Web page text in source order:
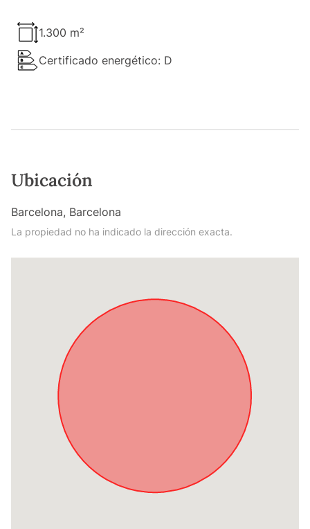
1.300 m²
Certificado energético: D
Ubicación
Barcelona, Barcelona
La propiedad no ha indicado la dirección exacta.